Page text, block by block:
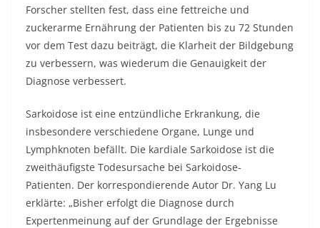
Forscher stellten fest, dass eine fettreiche und
zuckerarme Ernährung der Patienten bis zu 72 Stunden
vor dem Test dazu beiträgt, die Klarheit der Bildgebung
zu verbessern, was wiederum die Genauigkeit der
Diagnose verbessert.
Sarkoidose ist eine entzündliche Erkrankung, die
insbesondere verschiedene Organe, Lunge und
Lymphknoten befällt. Die kardiale Sarkoidose ist die
zweithäufigste Todesursache bei Sarkoidose-
Patienten. Der korrespondierende Autor Dr. Yang Lu
erklärte: „Bisher erfolgt die Diagnose durch
Expertenmeinung auf der Grundlage der Ergebnisse